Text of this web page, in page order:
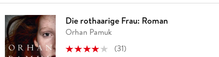
Die rothaarige Frau: Roman
Orhan Pamuk
(31)